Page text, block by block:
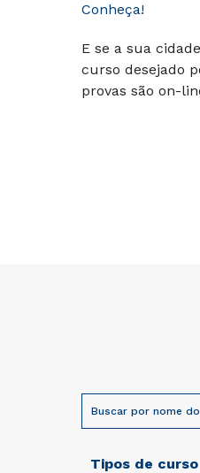
Conheça!
E se a sua
curso desejado
provas são on-
Tipos de curso